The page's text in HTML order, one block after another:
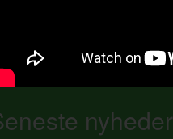
nyheder